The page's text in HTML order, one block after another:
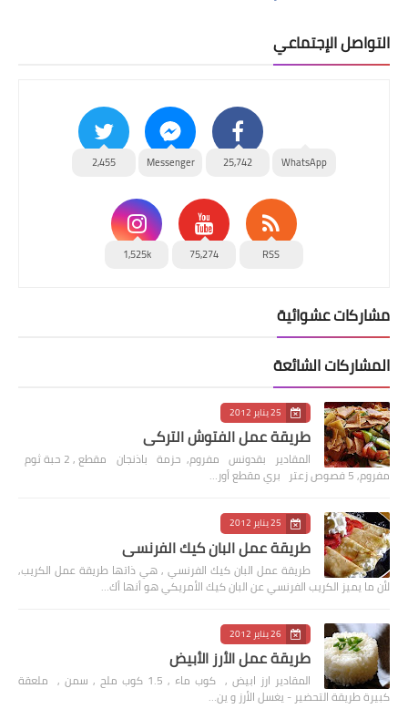
التواصل الإجتماعي
WhatsApp
25,742
Messenger
2,455
RSS
75,274
1,525k
مشاركات عشوائية
المشاركات الشائعة
25 يناير 2012
طريقة عمل الفتوش التركي
المقادير بقدونس مفروم, حزمة باذنجان مقطع , 2 حبة ثوم
مفروم, 5 فصوص زعتر بري مقطع أور…
25 يناير 2012
طريقة عمل البان كيك الفرنسي
طريقة عمل البان كيك الفرنسي , هي ذاتها طريقة عمل الكريب,
لأن ما يميز الكريب الفرنسي عن البان كيك الأمريكي هو أنها أك…
26 يناير 2012
طريقة عمل الأرز الأبيض
المقادير ارز ابيض , كوب ماء , 1.5 كوب ملح , سمن , ملعقة
كبيرة طريقة التحضير - يغسل الأرز و ين…